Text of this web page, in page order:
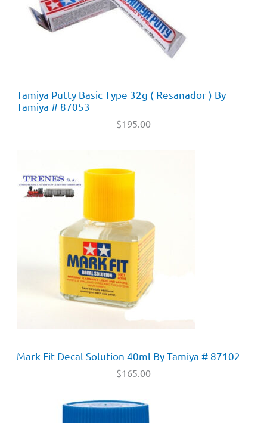
Tamiya Putty Basic Type 32g ( Resanador ) By
Tamiya # 87053
$195.00
Mark Fit Decal Solution 40ml By Tamiya # 87102
$165.00